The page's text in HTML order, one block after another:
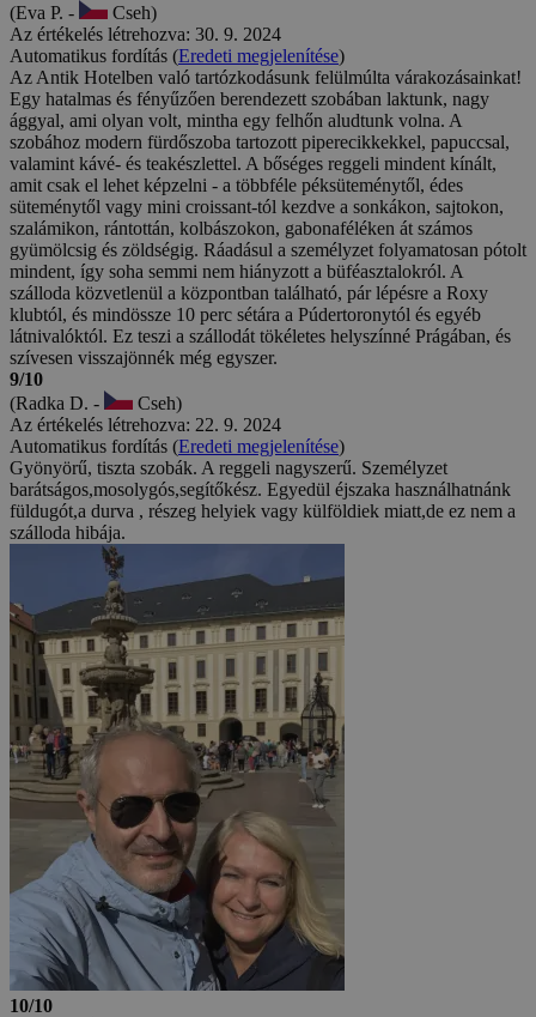
(Eva P. -
Cseh)
Az értékelés létrehozva: 30. 9. 2024
Automatikus fordítás (Eredeti megjelenítése)
Az Antik Hotelben való tartózkodásunk felülmúlta várakozásainkat!
Egy hatalmas és fényűzően berendezett szobában laktunk, nagy
ággyal, ami olyan volt, mintha egy felhőn aludtunk volna. A
szobához modern fürdőszoba tartozott piperecikkekkel, papuccsal,
valamint kávé- és teakészlettel. A bőséges reggeli mindent kínált,
amit csak el lehet képzelni - a többféle péksüteménytől, édes
süteménytől vagy mini croissant-tól kezdve a sonkákon, sajtokon,
szalámikon, rántottán, kolbászokon, gabonaféléken át számos
gyümölcsig és zöldségig. Ráadásul a személyzet folyamatosan pótolt
mindent, így soha semmi nem hiányzott a büféasztalokról. A
szálloda közvetlenül a központban található, pár lépésre a Roxy
klubtól, és mindössze 10 perc sétára a Púdertoronytól és egyéb
látnivalóktól. Ez teszi a szállodát tökéletes helyszínné Prágában, és
szívesen visszajönnék még egyszer.
9/10
(Radka D. -
Cseh)
Az értékelés létrehozva: 22. 9. 2024
Automatikus fordítás (Eredeti megjelenítése)
Gyönyörű, tiszta szobák. A reggeli nagyszerű. Személyzet
barátságos,mosolygós,segítőkész. Egyedül éjszaka használhatnánk
füldugót,a durva , részeg helyiek vagy külföldiek miatt,de ez nem a
szálloda hibája.
10/10